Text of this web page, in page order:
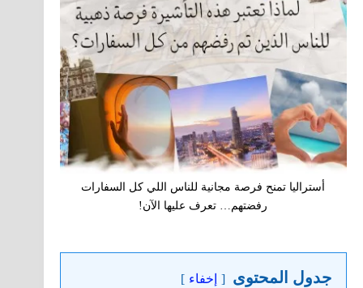
أستراليا تمنح فرصة مجانية للناس اللي كل السفارات
رفضتهم… تعرف عليها الآن!
جدول المحتوى إخفاء